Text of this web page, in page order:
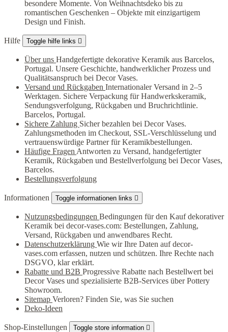
besondere Momente. Von Weihnachtsdeko bis zu
romantischen Geschenken – Objekte mit einzigartigem
Design und Finish.
Hilfe Toggle hilfe links 
Über uns Handgefertigte dekorative Keramik aus Barcelos,
Portugal. Unsere Geschichte, handwerklicher Prozess und
Qualitätsanspruch bei Decor Vases.
Versand und Rückgaben Internationaler Versand in 2–5
Werktagen. Sichere Verpackung für Handwerkskeramik,
Sendungsverfolgung, Rückgaben und Bruchrichtlinie.
Barcelos, Portugal.
Sichere Zahlung Sicher bezahlen bei Decor Vases.
Zahlungsmethoden im Checkout, SSL-Verschlüsselung und
vertrauenswürdige Partner für Keramikbestellungen.
Häufige Fragen Antworten zu Versand, handgefertigter
Keramik, Rückgaben und Bestellverfolgung bei Decor Vases,
Barcelos.
Bestellungsverfolgung
Informationen Toggle informationen links 
Nutzungsbedingungen Bedingungen für den Kauf dekorativer
Keramik bei decor-vases.com: Bestellungen, Zahlung,
Versand, Rückgaben und anwendbares Recht.
Datenschutzerklärung Wie wir Ihre Daten auf decor-
vases.com erfassen, nutzen und schützen. Ihre Rechte nach
DSGVO, klar erklärt.
Rabatte und B2B Progressive Rabatte nach Bestellwert bei
Decor Vases und spezialisierte B2B-Services über Pottery
Showroom.
Sitemap Verloren? Finden Sie, was Sie suchen
Deko-Ideen
Shop-Einstellungen Toggle store information 